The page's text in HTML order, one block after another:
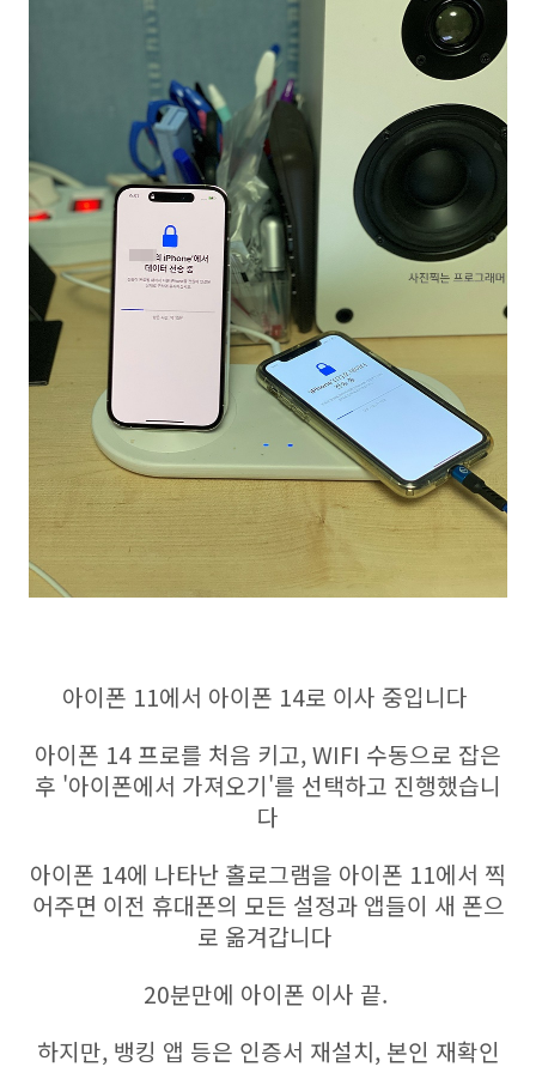
아이폰 11에서 아이폰 14로 이사 중입니다
아이폰 14 프로를 처음 키고, WIFI 수동으로 잡은
후 '아이폰에서 가져오기'를 선택하고 진행했습니
다
아이폰 14에 나타난 홀로그램을 아이폰 11에서 찍
어주면 이전 휴대폰의 모든 설정과 앱들이 새 폰으
로 옮겨갑니다
20분만에 아이폰 이사 끝.
하지만, 뱅킹 앱 등은 인증서 재설치, 본인 재확인